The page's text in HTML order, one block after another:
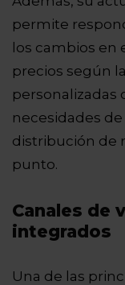
permite
los cambios en
precios según
personalizadas
necesidades
distribución de
punto.
Canales de
integrados
Una de las